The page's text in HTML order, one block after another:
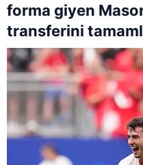
forma giyen
transferini